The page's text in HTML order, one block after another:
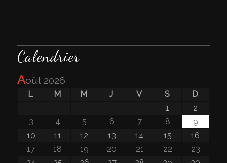
Calendrier
août 2026
L M M J V S
D
1
2
3
4 5 6 7 8
9
10
11 12 13 14 15
16
17
18 19 20 21 22
23